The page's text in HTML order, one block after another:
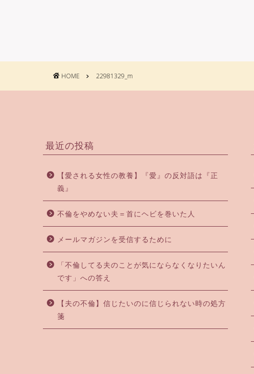
HOME 22981329_m
最近の投稿
【愛される女性の教養】『愛』の反対語は『正
義』
不倫をやめない夫＝首にヘビを巻いた人
メールマガジンを受信するために
「不倫してる夫のことが気にならなくなりたいん
です」への答え
【夫の不倫】信じたいのに信じられない時の処方
箋